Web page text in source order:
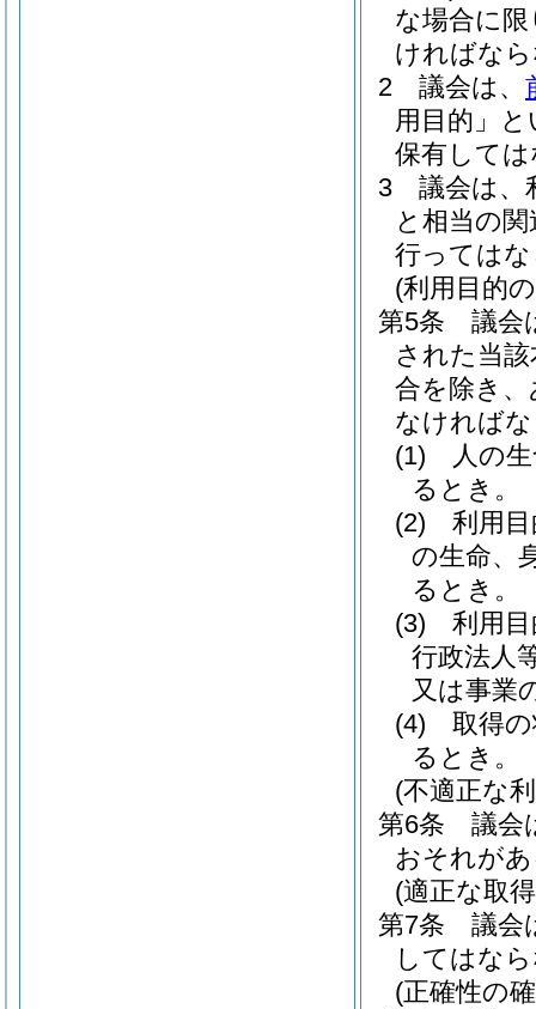
な場合に
ければな
2
議会は、
用目的」
保有して
3
議会は、
と相当の
行っては
(利用目的
第5条
議会
された当
合を除き
なければ
(1)
人の
るとき。
(2)
利用
の生命、
るとき。
(3)
利用
行政法人
又は事業
(4)
取得
るとき。
(不適正な
第6条
議会
おそれが
(適正な取
第7条
議会
してはな
(正確性の